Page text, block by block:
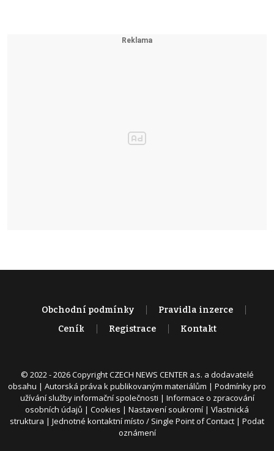
Obchodní podmínky
Pravidla inzerce
Ceník
Registrace Kontakt
© 2022 - 2026 Copyright CZECH NEWS CENTER a.s. a dodavatelé
obsahu | Autorská práva k publikovaným materiálům | Podmínky pro
užívání služby informační společnosti | Informace o zpracování
osobních údajů | Cookies | Nastavení soukromí | Vlastnická
struktura | Jednotné kontaktní místo / Single Point of Contact | Podat
oznámení